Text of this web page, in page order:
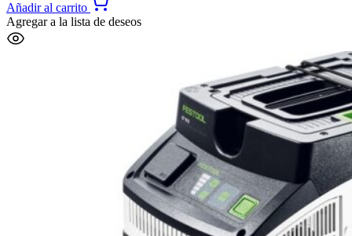
Añadir al carrito
Agregar a la lista de deseos